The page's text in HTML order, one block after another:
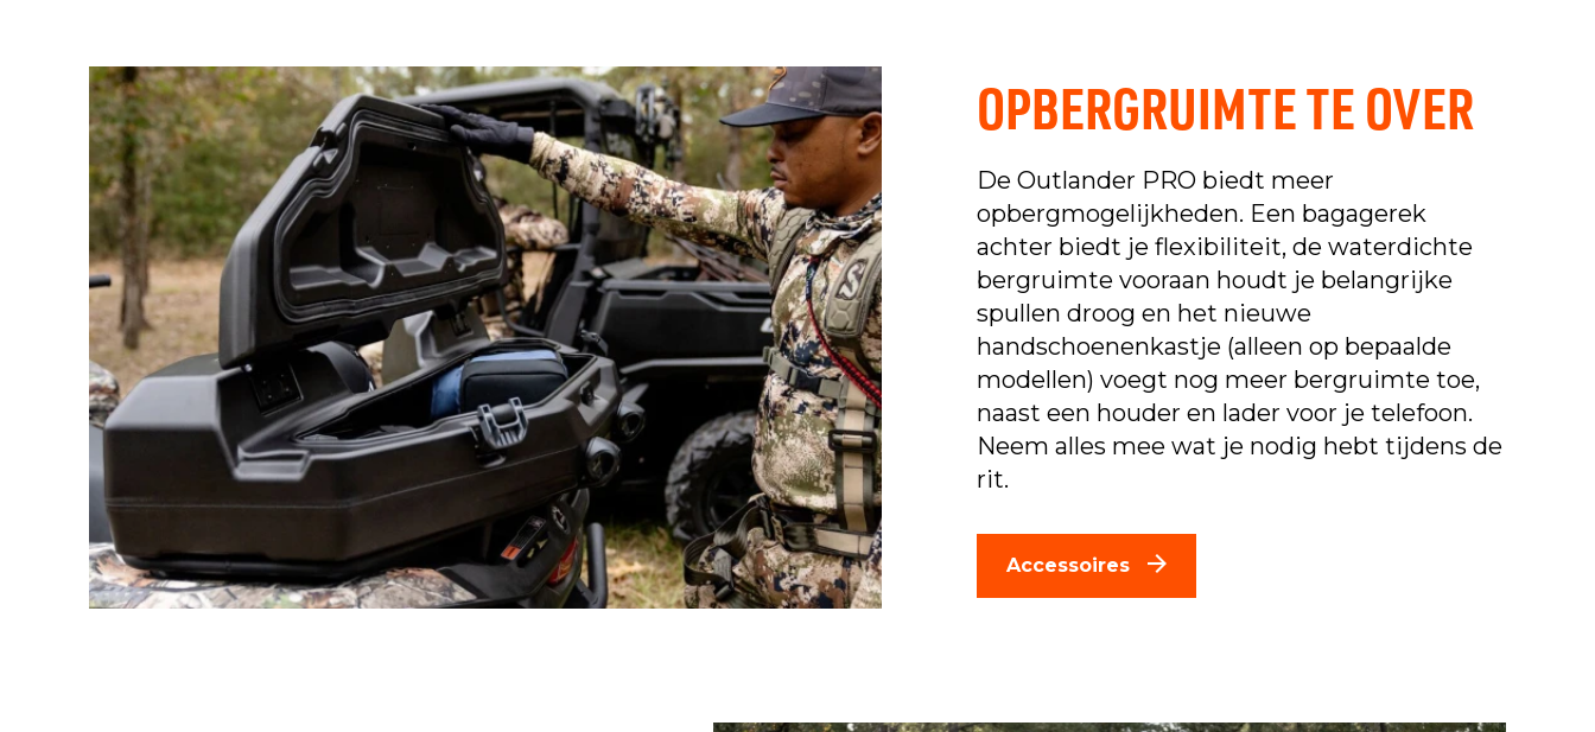
OPBERGRUIMTE TE OVER
De Outlander PRO biedt meer
opbergmogelijkheden. Een bagagerek
achter biedt je flexibiliteit, de waterdichte
bergruimte vooraan houdt je belangrijke
spullen droog en het nieuwe
handschoenenkastje (alleen op bepaalde
modellen) voegt nog meer bergruimte toe,
naast een houder en lader voor je telefoon.
Neem alles mee wat je nodig hebt tijdens de
rit.
Accessoires